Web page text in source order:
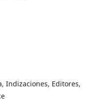
Indizaciones, Editores,